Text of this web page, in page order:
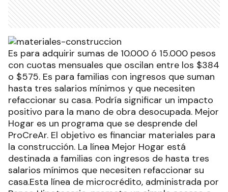
Es para adquirir sumas de 10.000 ó 15.000 pesos
con cuotas mensuales que oscilan entre los $384
o $575. Es para familias con ingresos que suman
hasta tres salarios mínimos y que necesiten
refaccionar su casa. Podría significar un impacto
positivo para la mano de obra desocupada. Mejor
Hogar es un programa que se desprende del
ProCreAr. El objetivo es financiar materiales para
la construcción. La línea Mejor Hogar está
destinada a familias con ingresos de hasta tres
salarios mínimos que necesiten refaccionar su
casa.Esta línea de microcrédito, administrada por